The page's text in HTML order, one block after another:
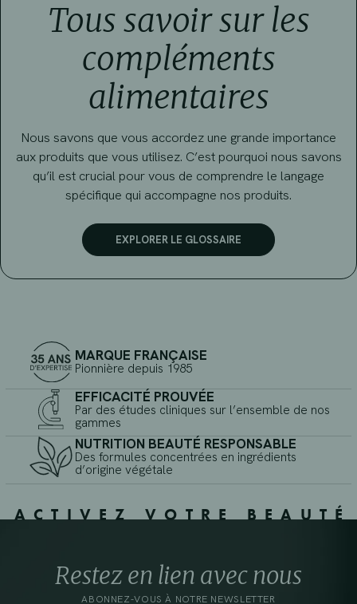
Tous savoir sur les
compléments
alimentaires
Nous savons que vous accordez une grande importance
aux produits que vous utilisez. C’est pourquoi nous savons
qu’il est crucial pour vous de comprendre le langage
spécifique qui accompagne nos produits.
EXPLORER LE GLOSSAIRE
MARQUE FRANÇAISE
Pionnière depuis 1985
EFFICACITÉ PROUVÉE
Par des études cliniques sur l’ensemble de nos
gammes
NUTRITION BEAUTÉ RESPONSABLE
Des formules concentrées en ingrédients
d’origine végétale
ACTIVEZ VOTRE BEAUTÉ
Restez en lien avec nous
ABONNEZ-VOUS À NOTRE NEWSLETTER